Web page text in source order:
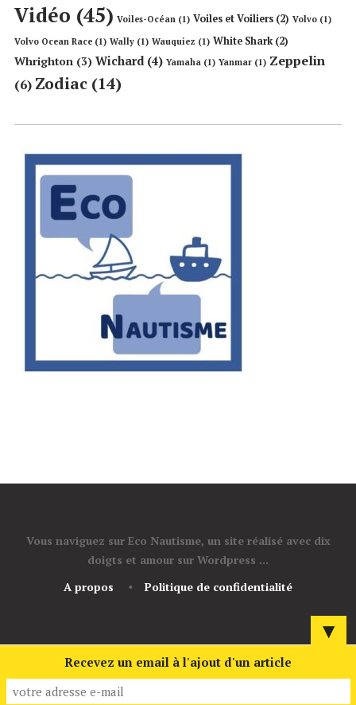
Vidéo (45) Voiles-Océan (1) Voiles et Voiliers (2) Volvo (1)
Volvo Ocean Race (1) Wally (1) Wauquiez (1) White Shark(2)
Whrighton (3) Wichard (4) Yamaha (1) Yanmar (1) Zeppelin
(6) Zodiac (14)
Vous naviguez sur Eco Nautisme, un site réalisé avec dix
doigts et amour sur Wordpress ...
A propos
Politique de confidentialité
▼
Recevez un email à l'ajout d'un article